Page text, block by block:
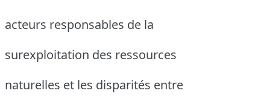
acteurs responsables de la
surexploitation des ressources
naturelles et les disparités entre